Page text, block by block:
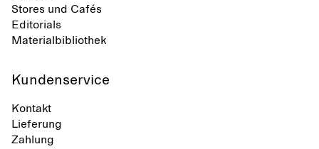
Stores und Cafés
Editorials
Materialbibliothek
Kundenservice
Kontakt
Lieferung
Zahlung